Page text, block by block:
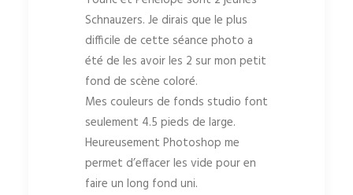
Schnauzers. Je dirais que le plus
difficile de cette séance photo a
été de les avoir les 2 sur mon petit
fond de scène coloré.
Mes couleurs de fonds studio font
seulement 4.5 pieds de large.
Heureusement Photoshop me
permet d’effacer les vide pour en
faire un long fond uni.